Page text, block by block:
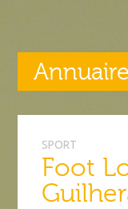
SPORT
Foot